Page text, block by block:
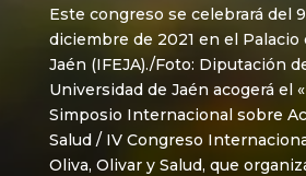
Este congreso se celebrará del 9
diciembre de 2021 en el Palacio
Jaén (IFEJA)./Foto: Diputación
Universidad de Jaén acogerá el
Simposio Internacional sobre
Salud / IV Congreso
Oliva, Olivar y Salud, que